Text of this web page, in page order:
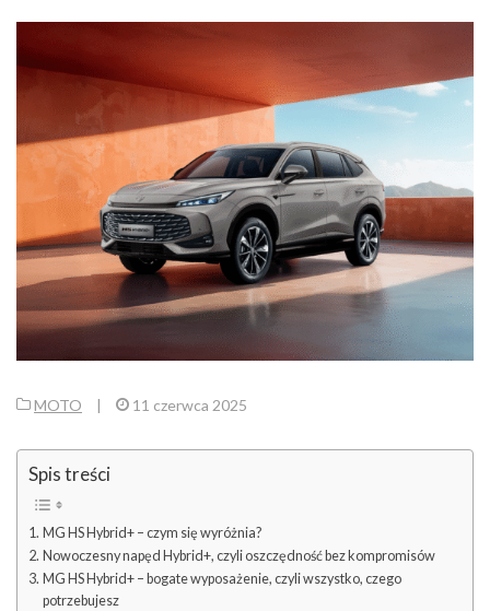
MOTO | 11 czerwca 2025
Spis treści
MG HS Hybrid+ – czym się wyróżnia?
Nowoczesny napęd Hybrid+, czyli oszczędność bez kompromisów
MG HS Hybrid+ – bogate wyposażenie, czyli wszystko, czego
potrzebujesz